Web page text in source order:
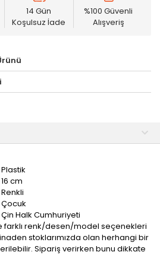
14 Gün
Koşulsuz İade
%100 Güvenli
Alışveriş
Plastik
16 cm
Renkli
Çocuk
Çin Halk Cumhuriyeti
farklı renk/desen/model seçenekleri
stoklarımızda olan herhangi bir
Sipariş verirken bunu dikkate